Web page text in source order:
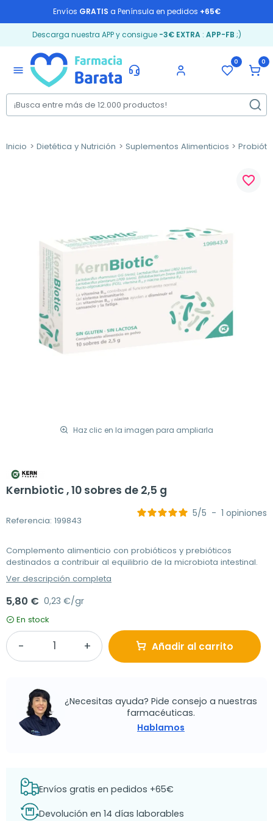
Envíos GRATIS a Península en pedidos +65€
Descarga nuestra APP y consigue -3€ EXTRA: APP-FB ;)
menu
0 0
Inicio Dietética y Nutrición Suplementos Alimenticios
Haz clic en la imagen para ampliarla
favorite_border
Kernbiotic , 10 sobres de 2,5 g
Referencia: 199843
5/5 - 1 opiniones
Complemento alimenticio con probióticos y prebióticos
destinados a contribuir al equilibrio de la microbiota intestinal.
Ver descripción completa
5,80 € 0,23 €/gr
En stock
Añadir al carrito
¿Necesitas ayuda? Pide consejo a nuestras
farmacéuticas.
Hablamos
Envíos gratis en pedidos +65€
Devolución en 14 días laborables